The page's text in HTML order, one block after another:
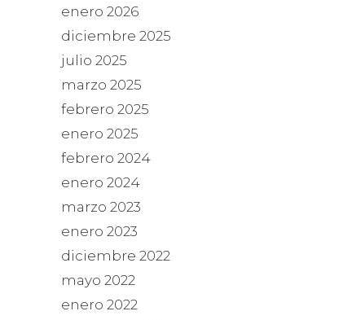
enero 2026
diciembre 2025
julio 2025
marzo 2025
febrero 2025
enero 2025
febrero 2024
enero 2024
marzo 2023
enero 2023
diciembre 2022
mayo 2022
enero 2022